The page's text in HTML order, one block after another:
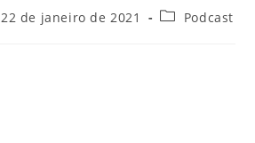
22 de janeiro de 2021 Podcast